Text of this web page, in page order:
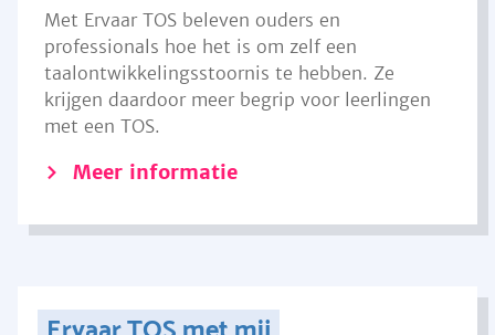
Met Ervaar TOS beleven ouders en
professionals hoe het is om zelf een
taalontwikkelingsstoornis te hebben. Ze
krijgen daardoor meer begrip voor leerlingen
met een TOS.
Meer informatie